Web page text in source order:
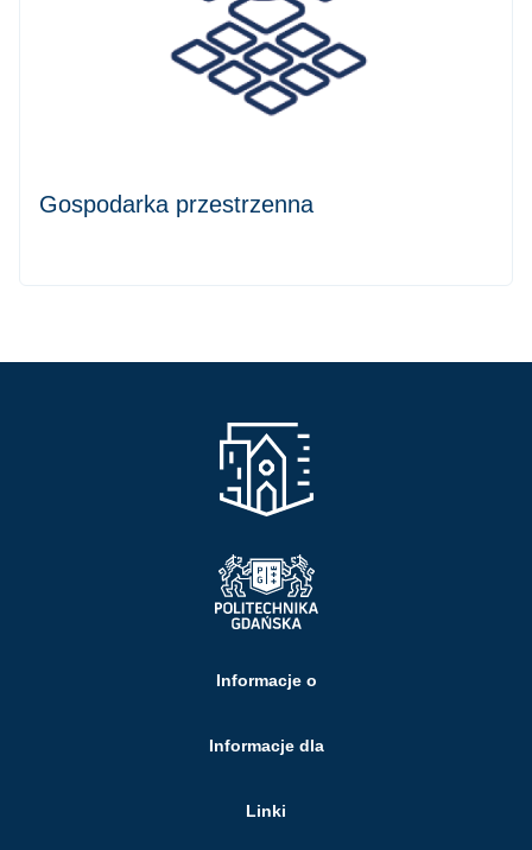
Gospodarka przestrzenna
Informacje o
Informacje dla
Linki